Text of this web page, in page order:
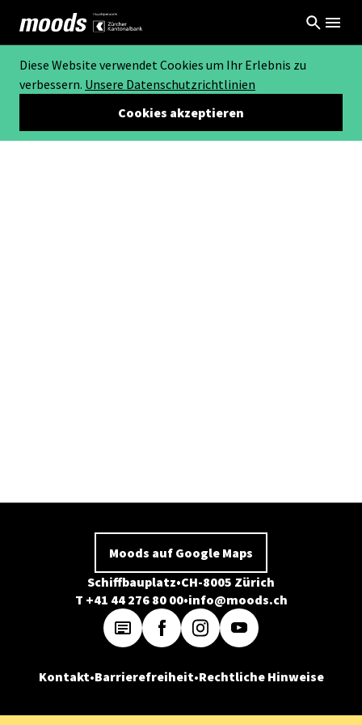
Diese Website verwendet Cookies um Ihr Erlebnis zu
verbessern. Unsere Datenschutzrichtlinien
Cookies akzeptieren
Moods auf Google Maps
Schiffbauplatz CH-8005 Zürich
T +41 44 276 80 00 info@moods.ch
Kontakt Barrierefreiheit Rechtliche Hinweise